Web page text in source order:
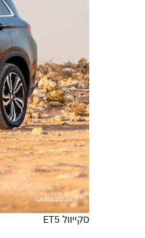
סקייוול ET5